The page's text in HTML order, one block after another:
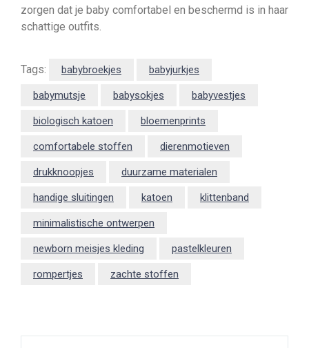
zorgen dat je baby comfortabel en beschermd is in haar
schattige outfits.
Tags: babybroekjes babyjurkjes
babymutsje babysokjes babyvestjes
biologisch katoen bloemenprints
comfortabele stoffen dierenmotieven
drukknoopjes duurzame materialen
handige sluitingen katoen klittenband
minimalistische ontwerpen
newborn meisjes kleding pastelkleuren
rompertjes zachte stoffen